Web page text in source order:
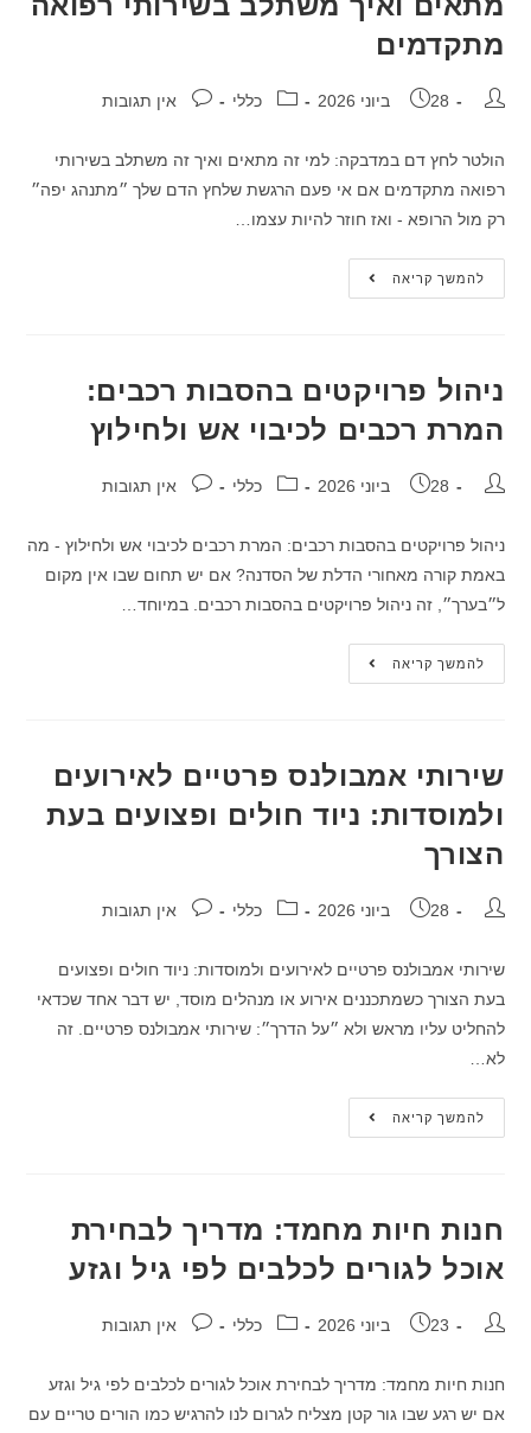
מתקדמים
28 ביוני 2026 כללי אין תגובות
הולטר לחץ דם במדבקה: למי זה מתאים ואיך זה משתלב בשירותי
רפואה מתקדמים אם אי פעם הרגשת שלחץ הדם שלך ״מתנהג יפה״
רק מול הרופא - ואז חוזר להיות עצמו…
להמשך קריאה
ניהול פרויקטים בהסבות רכבים:
המרת רכבים לכיבוי אש ולחילוץ
28 ביוני 2026 כללי אין תגובות
ניהול פרויקטים בהסבות רכבים: המרת רכבים לכיבוי אש ולחילוץ - מה
באמת קורה מאחורי הדלת של הסדנה? אם יש תחום שבו אין מקום
ל״בערך״, זה ניהול פרויקטים בהסבות רכבים. במיוחד…
להמשך קריאה
שירותי אמבולנס פרטיים לאירועים
ולמוסדות: ניוד חולים ופצועים בעת
הצורך
28 ביוני 2026 כללי אין תגובות
שירותי אמבולנס פרטיים לאירועים ולמוסדות: ניוד חולים ופצועים
בעת הצורך כשמתכננים אירוע או מנהלים מוסד, יש דבר אחד שכדאי
להחליט עליו מראש ולא ״על הדרך״: שירותי אמבולנס פרטיים. זה
לא…
להמשך קריאה
חנות חיות מחמד: מדריך לבחירת
אוכל לגורים לכלבים לפי גיל וגזע
23 ביוני 2026 כללי אין תגובות
חנות חיות מחמד: מדריך לבחירת אוכל לגורים לכלבים לפי גיל וגזע
אם יש רגע שבו גור קטן מצליח לגרום לנו להרגיש כמו הורים טריים עם